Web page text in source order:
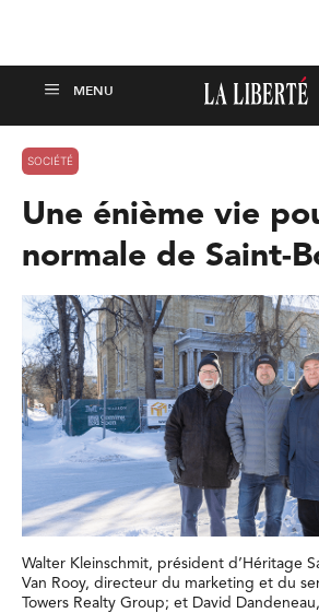
SOCIÉTÉ
Une énième vie
normale de Saint-
Walter Kleinschmit, président d’Héritage
Van Rooy, directeur du marketing et du
Towers Realty Group; et David